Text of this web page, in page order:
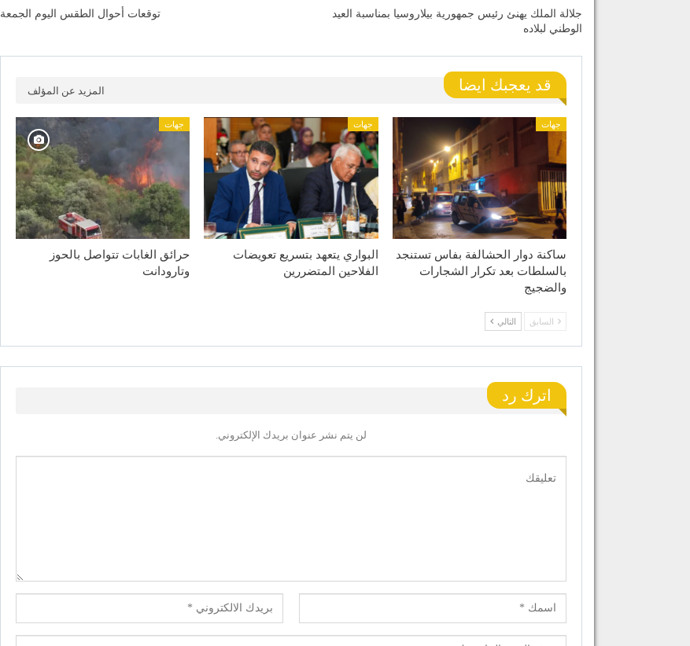
جلالة الملك يهنئ رئيس جمهورية بيلاروسيا بمناسبة العيد
الوطني لبلاده
توقعات أحوال الطقس اليوم الجمعة
قد يعجبك ايضا المزيد عن المؤلف
جهات
ساكنة دوار الحشالفة بفاس تستنجد
بالسلطات بعد تكرار الشجارات
والضجيج
جهات
البواري يتعهد بتسريع تعويضات
الفلاحين المتضررين
جهات
حرائق الغابات تتواصل بالحوز
وتارودانت
السابق التالي
اترك رد
لن يتم نشر عنوان بريدك الإلكتروني.